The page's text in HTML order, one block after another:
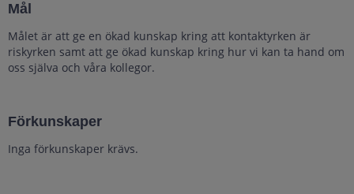
Mål
Målet är att ge en ökad kunskap kring att kontaktyrken är
riskyrken samt att ge ökad kunskap kring hur vi kan ta hand om
oss själva och våra kollegor.
Förkunskaper
Inga förkunskaper krävs.